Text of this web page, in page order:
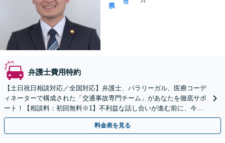
県
弁護士費用特約
【土日祝日相談対応／全国対応】弁護士、パラリーガル、医療コーデ
ィネーターで構成された「交通事故専門チーム」があなたを徹底サポ
ート！【相談料：初回無料※1】不利益な話し合いが進む前に、今す
ぐ相談！
料金表を見る